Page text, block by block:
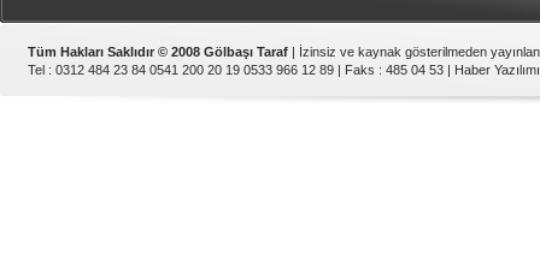
Tüm Hakları Saklıdır © 2008 Gölbaşı Taraf | İzinsiz ve kaynak gösterilmeden
Tel : 0312 484 23 84 0541 200 20 19 0533 966 12 89 | Faks : 485 04 53 | Haber Yazılımı